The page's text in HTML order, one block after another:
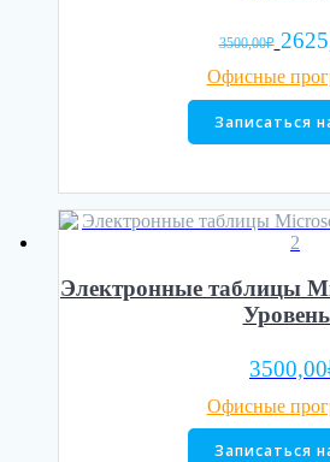
3500,00₽
Офисные
Записаться
Электронные таблицы
3500,00
Офисные
Записаться